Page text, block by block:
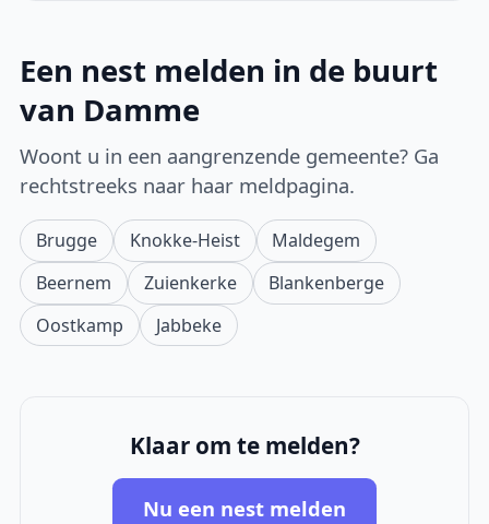
Een nest melden in de buurt
van Damme
Woont u in een aangrenzende gemeente? Ga
rechtstreeks naar haar meldpagina.
Brugge Knokke-Heist
Maldegem
Beernem
Zuienkerke
Blankenberge
Oostkamp
Jabbeke
Klaar om te melden?
Nu een nest melden